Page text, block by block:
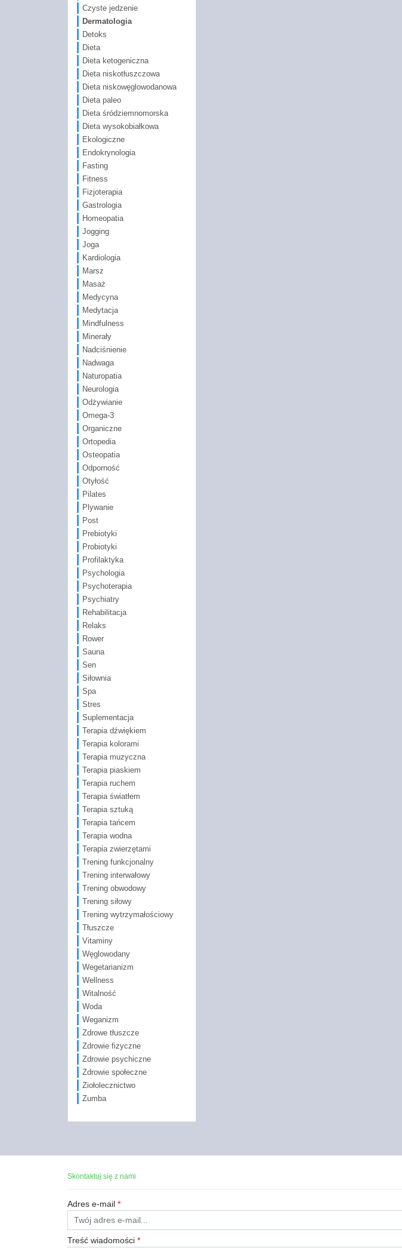
Czyste jedzenie
Dermatologia
Detoks
Dieta
Dieta ketogeniczna
Dieta niskotłuszczowa
Dieta niskowęglowodanowa
Dieta paleo
Dieta śródziemnomorska
Dieta wysokobiałkowa
Ekologiczne
Endokrynologia
Fasting
Fitness
Fizjoterapia
Gastrologia
Homeopatia
Jogging
Joga
Kardiologia
Marsz
Masaż
Medycyna
Medytacja
Mindfulness
Minerały
Nadciśnienie
Nadwaga
Naturopatia
Neurologia
Odżywianie
Omega-3
Organiczne
Ortopedia
Osteopatia
Odporność
Otyłość
Pilates
Plywanie
Post
Prebiotyki
Probiotyki
Profilaktyka
Psychologia
Psychoterapia
Psychiatry
Rehabilitacja
Relaks
Rower
Sauna
Sen
Siłownia
Spa
Stres
Suplementacja
Terapia dźwiękiem
Terapia kolorami
Terapia muzyczna
Terapia piaskiem
Terapia ruchem
Terapia światłem
Terapia sztuką
Terapia tańcem
Terapia wodna
Terapia zwierzętami
Trening funkcjonalny
Trening interwałowy
Trening obwodowy
Trening siłowy
Trening wytrzymałościowy
Tłuszcze
Vitaminy
Węglowodany
Wegetarianizm
Wellness
Witalność
Woda
Weganizm
Zdrowe tłuszcze
Zdrowie fizyczne
Zdrowie psychiczne
Zdrowie społeczne
Ziołolecznictwo
Zumba
Skontaktuj się z nami
Adres e-mail *
Treść wiadomości *